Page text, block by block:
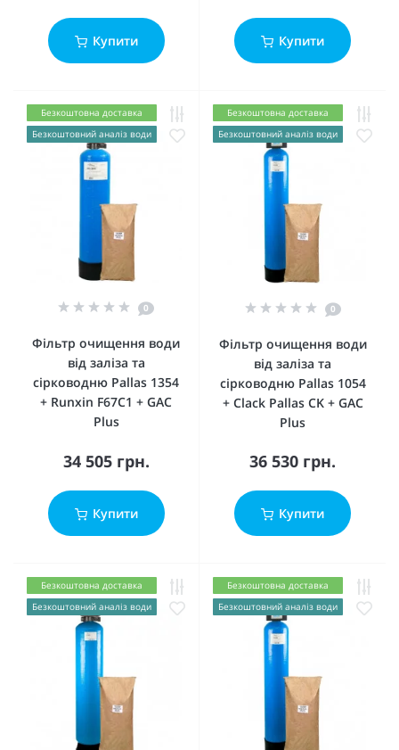
Купити Купити
Безкоштовна доставка
Безкоштовний аналіз води
0
Фільтр очищення води
від заліза та
сірководню Pallas 1354
+ Runxin F67C1 + GAC
Plus
34 505 грн.
Купити
Безкоштовна доставка
Безкоштовний аналіз води
0
Фільтр очищення води
від заліза та
сірководню Pallas 1054
+ Clack Pallas CK + GAC
Plus
36 530 грн.
Купити
Безкоштовна доставка
Безкоштовний аналіз води
Безкоштовна доставка
Безкоштовний аналіз води